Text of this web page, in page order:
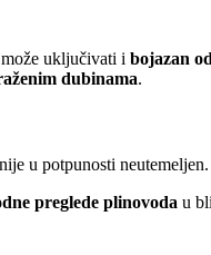
uključivati i bojazan
dubinama.
u potpunosti neutemeljen.
preglede plinovoda u